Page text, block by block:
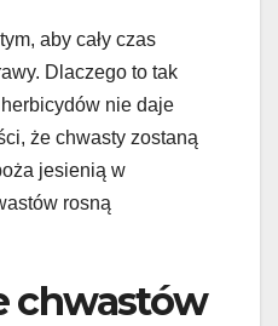
aby cały czas
Dlaczego to tak
nie daje
że chwasty zostaną
jesienią w
rosną
chwastów